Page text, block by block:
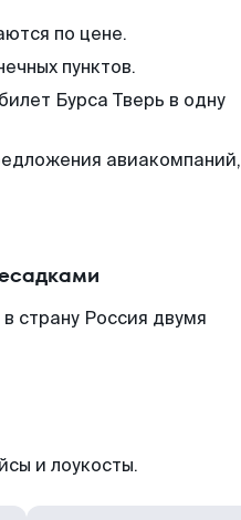
по цене.
пунктов.
Бурса Тверь в одну
авиакомпаний,
страну Россия двумя
и лоукосты.